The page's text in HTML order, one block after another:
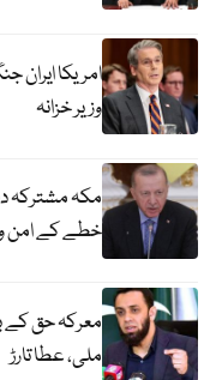
امریکا ایران
وزیر خزانہ
مکہ مشترکہ
خطے کے امن و
معرکہ حق کے
ملی، عطا تارڑ